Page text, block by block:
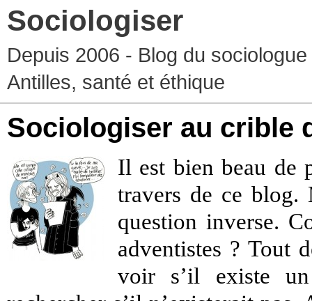
Sociologiser
Depuis 2006 - Blog du
Antilles, santé et éthique
Sociologiser au crible
Il est bien beau de
travers de ce blog.
question inverse.
adventistes ? Tout
voir s’il existe